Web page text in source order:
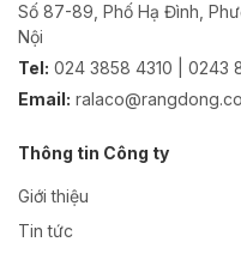
Số 87-89, Phố Hạ Đình,
Nội
Tel: 024 3858 4310 | 0243
Email:
Thông tin Công ty
Giới thiệu
Tin tức